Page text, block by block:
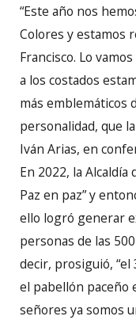
“Este año nos
Colores y estamos
Francisco. Lo
a los costados
más emblemáticos
personalidad, que
Iván Arias, en
En 2022, la Alcaldía
Paz en paz” y
ello logró generar
personas de las
decir, prosiguió, “el
el pabellón paceño
señores ya somos